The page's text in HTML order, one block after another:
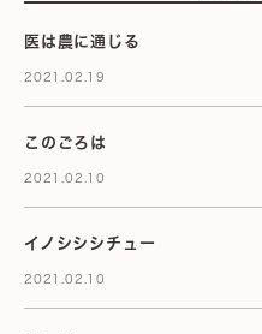
医は農に通じる
2021.02.19
このごろは
2021.02.10
イノシシシチュー
2021.02.10